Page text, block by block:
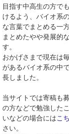
目指す中高生の方で
けるよう、バイオ系
な言葉でまとめる一
まとめたやや発展的
す。
おかげさまで現在は
があるバイオ系の中
長しました。
当サイトでは寄稿も
の方などで勉強した
いなどの場合には こ
さい。